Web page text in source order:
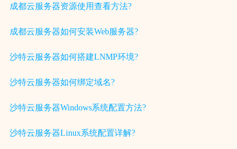
成都云服务器资源使用查看方法?
成都云服务器如何安装Web服务器?
沙特云服务器如何搭建LNMP环境?
沙特云服务器如何绑定域名?
沙特云服务器Windows系统配置方法?
沙特云服务器Linux系统配置详解?